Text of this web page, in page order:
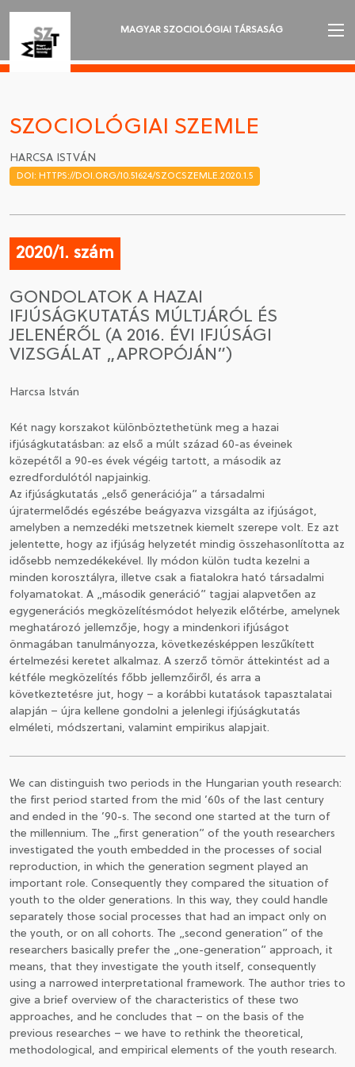
MAGYAR SZOCIOLÓGIAI TÁRSASÁG
AKTUALITÁSOK
VÁNDORGYŰLÉSEK
SZAKOSZTÁLYOK
DÍJAK
NYELVVÁLASZTÁS
CSATLAKOZÁS A TÁRSASÁGHOZ / MEGÚJÍTOM A
SZOCIOLÓGIAI SZEMLE
HARCSA ISTVÁN
DOI: HTTPS://DOI.ORG/10.51624/SZOCSZEMLE.2020.1.5
2020/1. szám
GONDOLATOK A HAZAI
IFJÚSÁGKUTATÁS MÚLTJÁRÓL ÉS
JELENÉRŐL (A 2016. ÉVI IFJÚSÁGI
VIZSGÁLAT „APROPÓJÁN”)
Harcsa István
Két nagy korszakot különböztethetünk meg a hazai
ifjúságkutatásban: az első a múlt század 60-as éveinek
közepétől a 90-es évek végéig tartott, a második az
ezredfordulótól napjainkig.
Az ifjúságkutatás „első generációja” a társadalmi
újratermelődés egészébe beágyazva vizsgálta az ifjúságot,
amelyben a nemzedéki metszetnek kiemelt szerepe volt. Ez azt
jelentette, hogy az ifjúság helyzetét mindig összehasonlította az
idősebb nemzedékekével. Ily módon külön tudta kezelni a
minden korosztályra, illetve csak a fiatalokra ható társadalmi
folyamatokat. A „második generáció” tagjai alapvetően az
egygenerációs megközelítésmódot helyezik előtérbe, amelynek
meghatározó jellemzője, hogy a mindenkori ifjúságot
önmagában tanulmányozza, következésképpen leszűkített
értelmezési keretet alkalmaz. A szerző tömör áttekintést ad a
kétféle megközelítés főbb jellemzőiről, és arra a
következtetésre jut, hogy – a korábbi kutatások tapasztalatai
alapján – újra kellene gondolni a jelenlegi ifjúságkutatás
elméleti, módszertani, valamint empirikus alapjait.
We can distinguish two periods in the Hungarian youth research:
the first period started from the mid ’60s of the last century
and ended in the ’90-s. The second one started at the turn of
the millennium. The „first generation” of the youth researchers
investigated the youth embedded in the processes of social
reproduction, in which the generation segment played an
important role. Consequently they compared the situation of
youth to the older generations. In this way, they could handle
separately those social processes that had an impact only on
the youth, or on all cohorts. The „second generation” of the
researchers basically prefer the „one-generation” approach, it
means, that they investigate the youth itself, consequently
using a narrowed interpretational framework. The author tries to
give a brief overview of the characteristics of these two
approaches, and he concludes that – on the basis of the
previous researches – we have to rethink the theoretical,
methodological, and empirical elements of the youth research.